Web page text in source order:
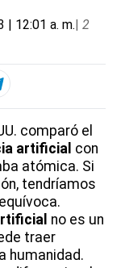
| 12:01 a. m.| 2
comparó el
artificial con
atómica. Si
tendríamos
no es un
traer
humanidad.